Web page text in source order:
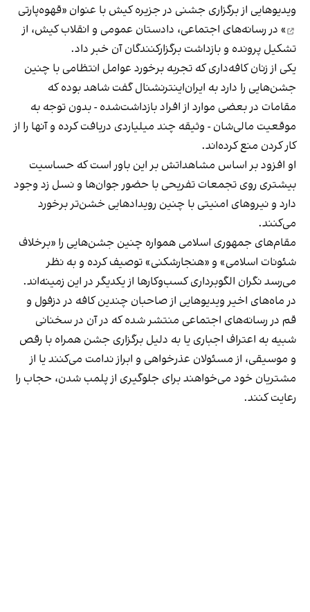
ویدیوهایی از برگزاری جشنی در جزیره کیش با عنوان «قهوه‌پارتی
» در رسانه‌های اجتماعی، دادستان عمومی و انقلاب کیش، از
تشکیل پرونده و بازداشت برگزارکنندگان آن خبر داد.
یکی از زنان کافه‌داری که تجربه برخورد عوامل انتظامی با چنین
جشن‌هایی را دارد به ایران‌اینترنشنال گفت شاهد بوده که
مقامات در بعضی موارد از افراد بازداشت‌‌شده - بدون توجه به
موقعیت مالی‌شان - وثیقه چند میلیاردی دریافت کرده و آنها را از
کار کردن منع کرده‌اند.
او افزود بر اساس مشاهداتش بر این باور است که حساسیت
بیشتری روی تجمعات تفریحی با حضور جوان‌ها و نسل زد وجود
دارد و نیروهای امنیتی با چنین رویدادهایی خشن‌تر برخورد
می‌کنند.
مقام‌های جمهوری اسلامی همواره چنین جشن‌هایی را «برخلاف
شئونات اسلامی» و «هنجارشکنی» توصیف کرده و به نظر
می‌رسد نگران الگوبرداری کسب‌وکارها از یکدیگر در این زمینه‌اند.
در ماه‌های اخیر ویدیوهایی از صاحبان چندین کافه در دزفول و
قم در رسانه‌های اجتماعی منتشر شده که در آن در سخنانی
شبیه به اعتراف اجباری یا به دلیل برگزاری جشن همراه با رقص
و موسیقی، از مسئولان عذرخواهی و ابراز ندامت می‌کنند یا از
مشتریان خود می‌خواهند برای جلوگیری از پلمب شدن، حجاب را
رعایت کنند.